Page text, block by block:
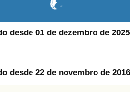
desde 01 de dezembro de
desde 22 de novembro de